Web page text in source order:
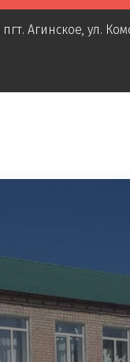
пгт. Агинское, ул.